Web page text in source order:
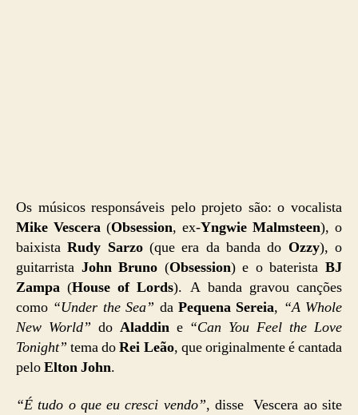
Os músicos responsáveis pelo projeto são: o vocalista
Mike Vescera (Obsession, ex-Yngwie Malmsteen), o
baixistaRudy Sarzo(que era da banda do Ozzy), o
guitarrista John Bruno (Obsession) e o bateristaBJ
Zampa (House of Lords). A banda gravou canções
como “Under the Sea” da Pequena Sereia, “A Whole
New World” do Aladdine “Can You Feel the Love
Tonight” tema doRei Leão, que originalmente é cantada
peloElton John.
“É tudo o que eu cresci vendo”, disse Vescera ao site